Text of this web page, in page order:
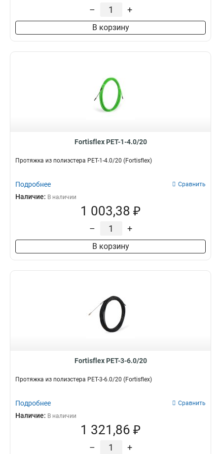
– +
В корзину
Fortisflex PET-1-4.0/20
Протяжка из полиэстера PET-1-4.0/20 (Fortisflex)
Подробнее Сравнить
Наличие: В наличии
1 003,38 ₽
– +
В корзину
Fortisflex PET-3-6.0/20
Протяжка из полиэстера PET-3-6.0/20 (Fortisflex)
Подробнее Сравнить
Наличие: В наличии
1 321,86 ₽
– +